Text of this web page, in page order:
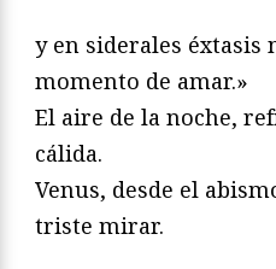
y en siderales éxtasis
momento de amar.»
El aire de la noche,
cálida.
Venus, desde el
triste mirar.